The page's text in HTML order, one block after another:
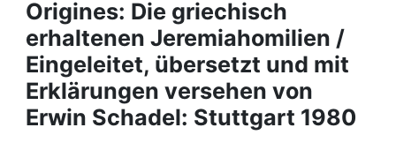
People
Institutions
Origines: Die griechisch
erhaltenen Jeremiahomilien /
Eingeleitet, übersetzt und mit
Erklärungen versehen von
Erwin Schadel: Stuttgart 1980